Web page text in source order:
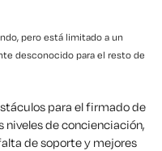
pero está limitado a un
desconocido para el resto de
para el firmado de
de concienciación,
de soporte y mejores